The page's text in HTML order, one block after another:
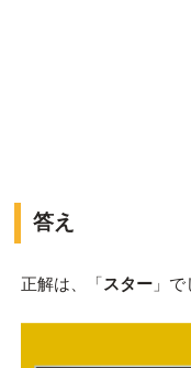
答え
正解は、「スター」で